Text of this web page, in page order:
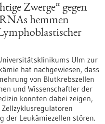
Zwerge“ gegen
hemmen
Ulm zur
hat nachgewiesen, dass
von Blutkrebszellen
und Wissenschaftler der
konnten dabei zeigen,
Zellzyklusregulatoren
der Leukämiezellen stören.